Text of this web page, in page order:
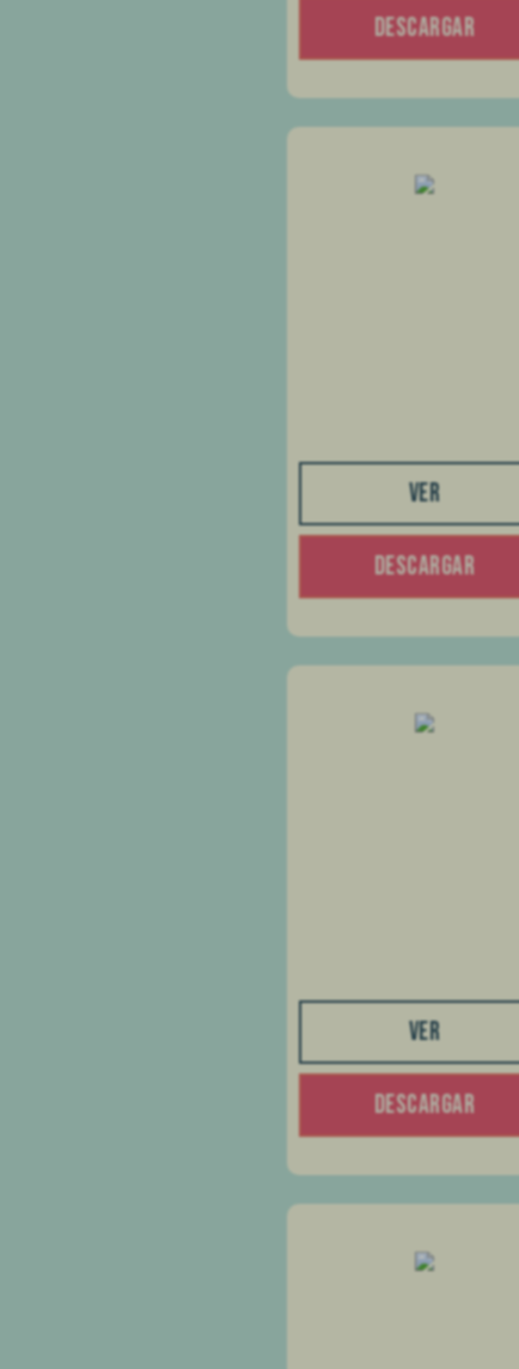
DESCARGAR
VER
DESCARGAR
VER
DESCARGAR